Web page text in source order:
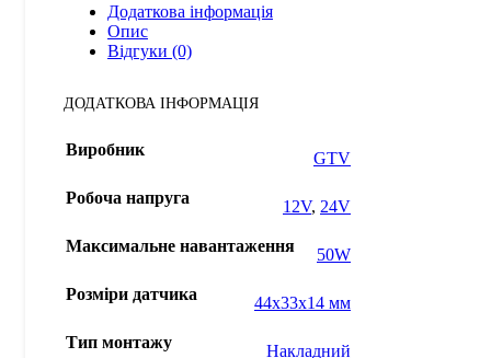
Додаткова інформація
Опис
Відгуки (0)
ДОДАТКОВА ІНФОРМАЦІЯ
Виробник GTV
Робоча напруга 12V, 24V
Максимальне навантаження 50W
Розміри датчика 44x33x14 мм
Тип монтажу Накладний